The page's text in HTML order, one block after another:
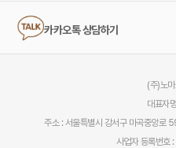
카카오톡 상담하기
(주)노
대표자
주소 : 서울특별시 강서구 마곡중앙
사업자 등록번